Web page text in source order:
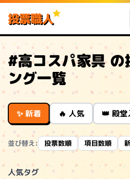
投票職人
#高コスパ家具 の
ング一覧
✨ 新着 🔥 人気 👑 殿堂
並び替え: 投票数順 項目数順
人気タグ